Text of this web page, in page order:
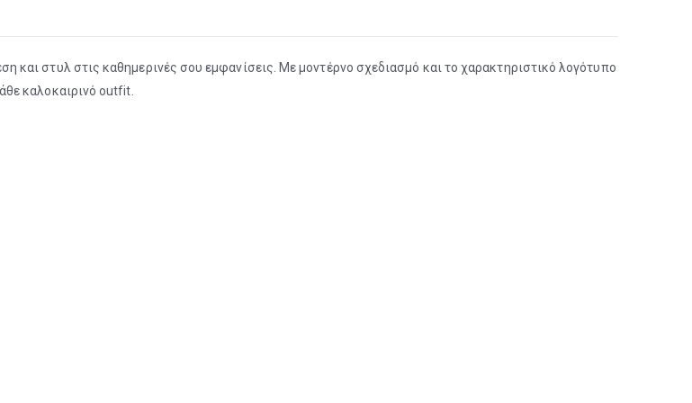
και στυλ στις καθημερινές σου εμφανίσεις. Με μοντέρνο σχεδιασμό και το χαρακτηριστικό λογότυπο
καλοκαιρινό outfit.